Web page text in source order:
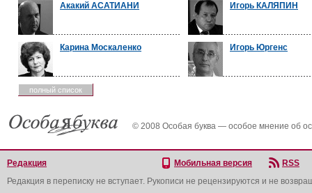
Акакий АСАТИАНИ Игорь КАЛЯПИН
Карина Москаленко Игорь Юргенс
полный список
© 2008 Особая буква — особое мнение об
Редакция Мобильная версия
RSS
Редакция в переписку не вступает. Рукописи не рецензируются и не